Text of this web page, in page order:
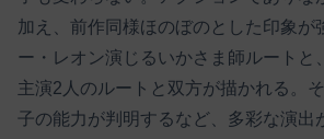
加え、前作同様ほのぼのとした印象が
ー・レオン演じるいかさま師ルートと
主演2人のルートと双方が描かれる。
子の能力が判明するなど、多彩な演出